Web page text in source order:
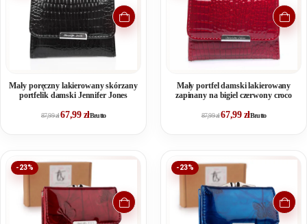
i kartę lub dowód osobisty.
Mały poręczny lakierowany skórzany
portfelik damski Jennifer Jones
87,99zł67,99 złBrutto
Mały portfel damski lakierowany
zapinany na bigiel czerwony croco
87,99zł67,99 złBrutto
-23% -23%